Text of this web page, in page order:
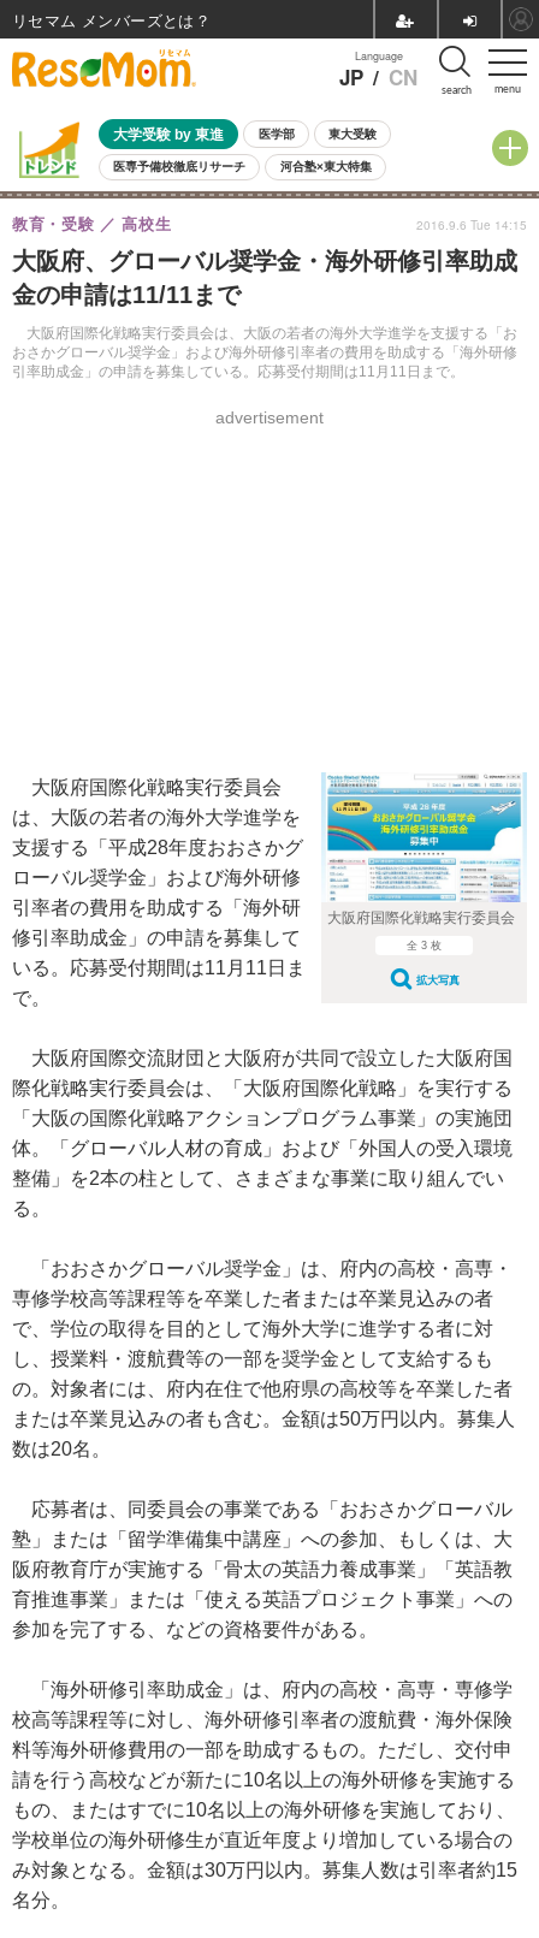
menu
Language
JP / CN search
大学受験 by 東進 医学部 東大受験
医専予備校徹底リサーチ 河合塾×東大特集
親子で考える大学選び 高校受験 中学受験 小学校受験
共通テスト 夏休み
8月開催イベント・WS 全国公立高校 過去問 人気記事
自由研究教材（小学生向け） 自由研究教材（中学生向け）
大阪府、グローバル奨学金・海外研修引率助成
金の申請は11/11まで
大阪府国際化戦略実行委員会は、大阪の若者の海外大学進学を支援する「お
おさかグローバル奨学金」および海外研修引率者の費用を助成する「海外研修
引率助成金」の申請を募集している。応募受付期間は11月11日まで。
教育・受験 高校生
advertisement
2016.9.6 Tue 14:15
大阪府国際化戦略実行委員会
全 3 枚
拡大写真
大阪府国際化戦略実行委員会
は、大阪の若者の海外大学進学を
支援する「平成28年度おおさかグ
ローバル奨学金」および海外研修
引率者の費用を助成する「海外研
修引率助成金」の申請を募集して
いる。応募受付期間は11月11日ま
で。
大阪府国際交流財団と大阪府が共同で設立した大阪府国
際化戦略実行委員会は、「大阪府国際化戦略」を実行する
「大阪の国際化戦略アクションプログラム事業」の実施団
体。「グローバル人材の育成」および「外国人の受入環境
整備」を2本の柱として、さまざまな事業に取り組んでい
る。
「おおさかグローバル奨学金」は、府内の高校・高専・
専修学校高等課程等を卒業した者または卒業見込みの者
で、学位の取得を目的として海外大学に進学する者に対
し、授業料・渡航費等の一部を奨学金として支給するも
の。対象者には、府内在住で他府県の高校等を卒業した者
または卒業見込みの者も含む。金額は50万円以内。募集人
数は20名。
応募者は、同委員会の事業である「おおさかグローバル
塾」または「留学準備集中講座」への参加、もしくは、大
阪府教育庁が実施する「骨太の英語力養成事業」「英語教
育推進事業」または「使える英語プロジェクト事業」への
参加を完了する、などの資格要件がある。
「海外研修引率助成金」は、府内の高校・高専・専修学
校高等課程等に対し、海外研修引率者の渡航費・海外保険
料等海外研修費用の一部を助成するもの。ただし、交付申
請を行う高校などが新たに10名以上の海外研修を実施する
もの、またはすでに10名以上の海外研修を実施しており、
学校単位の海外研修生が直近年度より増加している場合の
み対象となる。金額は30万円以内。募集人数は引率者約15
名分。
リセマム メンバーズ